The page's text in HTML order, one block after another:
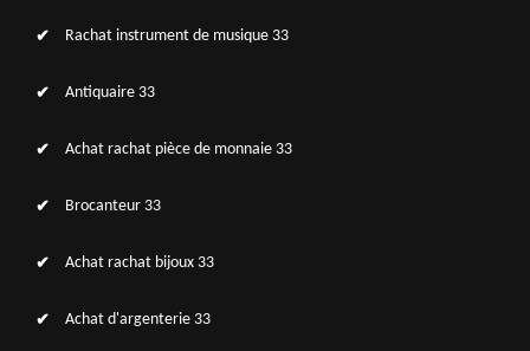
Rachat instrument de musique 33
Antiquaire 33
Achat rachat pièce de monnaie 33
Brocanteur 33
Achat rachat bijoux 33
Achat d'argenterie 33